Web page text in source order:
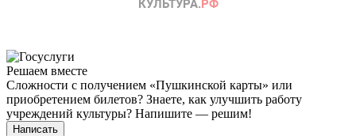
Решаем вместе
Сложности с получением «Пушкинской карты» или
приобретением билетов? Знаете, как улучшить работу
учреждений культуры? Напишите — решим!
Написать